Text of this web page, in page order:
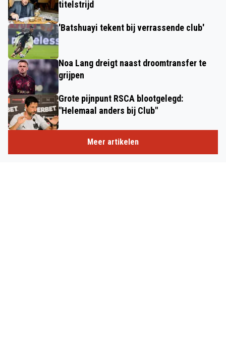
titelstrijd
'Batshuayi tekent bij verrassende club'
Noa Lang dreigt naast droomtransfer te
grijpen
Grote pijnpunt RSCA blootgelegd:
"Helemaal anders bij Club"
Meer artikelen